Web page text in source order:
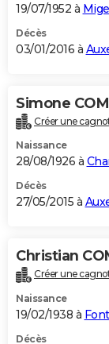
19/07/1952 à
Décès
03/01/2016 à
Simone
Créer une
Naissance
28/08/1926 à
Décès
27/05/2015 à
Christian
Créer une
Naissance
19/02/1938 à
Décès